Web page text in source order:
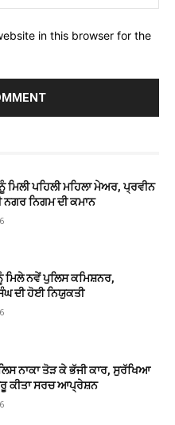
in this browser for the
ਪਹਿਲੀ ਮਹਿਲਾ ਮੇਅਰ, ਪ੍ਰਵੀਨ
ਨਗਰ ਨਿਗਮ ਦੀ ਕਮਾਨ
ਨਵੇਂ ਪੁਲਿਸ ਕਮਿਸ਼ਨਰ,
ਦੀ ਹੋਈ ਨਿਯੁਕਤੀ
ਨਾਕਾ ਤੋੜ ਕੇ ਭੱਜੀ ਕਾਰ, ਸੁਰੱਖਿਆ
ਕੀਤਾ ਸਰਚ ਆਪ੍ਰੇਸ਼ਨ